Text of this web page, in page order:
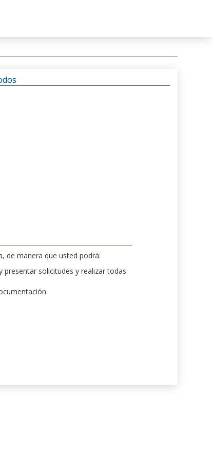
de manera que usted podrá:
presentar solicitudes y realizar todas